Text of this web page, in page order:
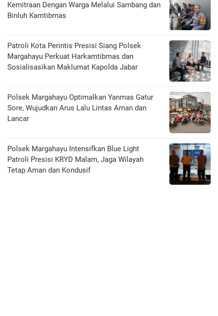
Kemitraan Dengan Warga Melalui Sambang dan
Binluh Kamtibmas
Patroli Kota Perintis Presisi Siang Polsek
Margahayu Perkuat Harkamtibmas dan
Sosialisasikan Maklumat Kapolda Jabar
Polsek Margahayu Optimalkan Yanmas Gatur
Sore, Wujudkan Arus Lalu Lintas Aman dan
Lancar
Polsek Margahayu Intensifkan Blue Light
Patroli Presisi KRYD Malam, Jaga Wilayah
Tetap Aman dan Kondusif